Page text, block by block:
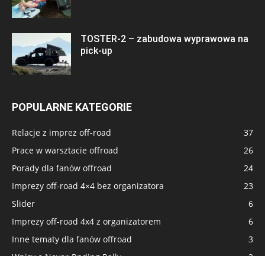
TOSTER-2 – zabudowa wyprawowa na
pick-up
POPULARNE KATEGORIE
Relacje z imprez off-road
37
Prace w warsztacie offroad
26
Porady dla fanów offroad
24
Imprezy off-road 4×4 bez organizatora
23
Slider
6
Imprezy off-road 4x4 z organizatorem
6
Inne tematy dla fanów offroad
3